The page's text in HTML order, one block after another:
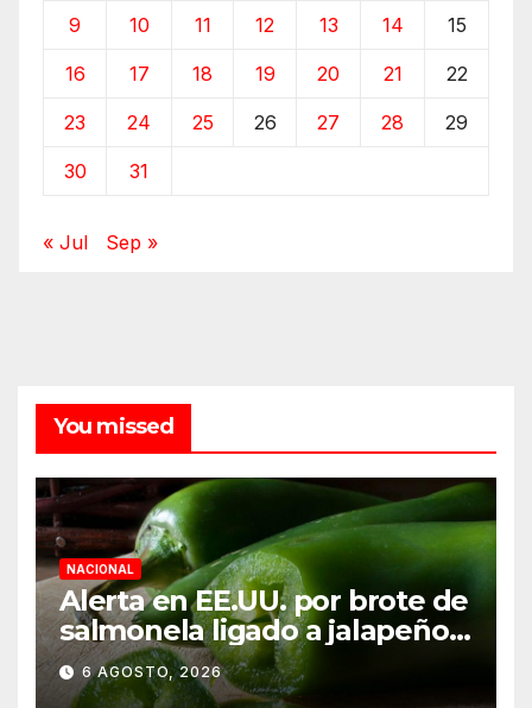
9 10 11 12 13 14 15
16 17 18 19 20 21 22
23 24 25 26 27 28 29
30 31
« Jul Sep »
You missed
NACIONAL
Alerta en EE.UU. por brote de
salmonela ligado a jalapeños
mexicanos; reportan 345
casos
6 AGOSTO, 2026